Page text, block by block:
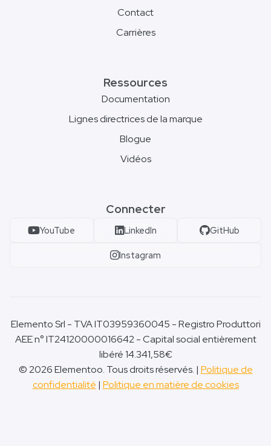
Contact
Carrières
Ressources
Documentation
Lignes directrices de la marque
Blogue
Vidéos
Connecter
YouTube LinkedIn GitHub
Instagram
Elemento Srl - TVA IT03959360045 - Registro Produttori
AEE n° IT24120000016642 - Capital social entièrement
libéré 14.341,58€
© 2026 Elementoo. Tous droits réservés. | Politique de
confidentialité | Politique en matière de cookies